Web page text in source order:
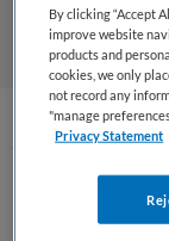
Wat is
By clicking “Accept
improve website
products and
cookies, we only
not record any
"manage
Privacy Statement